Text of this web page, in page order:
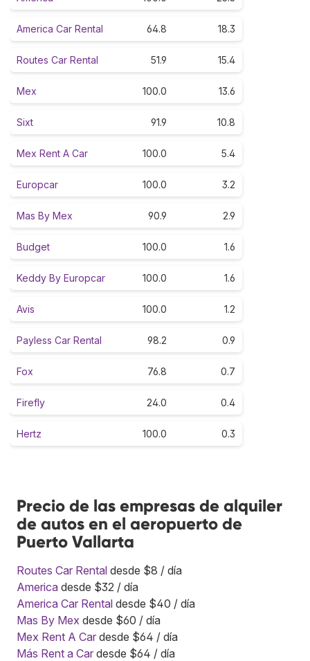
America Car Rental 64.8 18.3
Routes Car Rental 51.9 15.4
Mex 100.0 13.6
Sixt 91.9 10.8
Mex Rent A Car 100.0 5.4
Europcar 100.0 3.2
Mas By Mex 90.9 2.9
Budget 100.0 1.6
Keddy By Europcar 100.0 1.6
Avis 100.0 1.2
Payless Car Rental 98.2 0.9
Fox 76.8 0.7
Firefly 24.0 0.4
Hertz 100.0 0.3
Precio de las empresas de alquiler
de autos en el aeropuerto de
Puerto Vallarta
Routes Car Rental desde $8 / día
America desde $32 / día
America Car Rental desde $40 / día
Mas By Mex desde $60 / día
Mex Rent A Car desde $64 / día
Más Rent a Car desde $64 / día